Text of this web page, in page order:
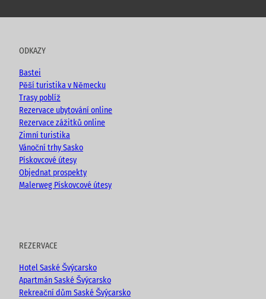
u
e
c
o
k
s
a
m
o
ODKAZY
Bastei
Pěší turistika v Německu
Trasy poblíž
Rezervace ubytování online
Rezervace zážitků online
Zimní turistika
Vánoční trhy Sasko
Pískovcové útesy
Objednat prospekty
Malerweg Pískovcové útesy
REZERVACE
Hotel Saské Švýcarsko
Apartmán Saské Švýcarsko
Rekreační dům Saské Švýcarsko